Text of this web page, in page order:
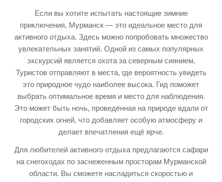
Если вы хотите испытать настоящие зимние
приключения, Мурманск — это идеальное место для
активного отдыха. Здесь можно попробовать множество
увлекательных занятий. Одной из самых популярных
экскурсий является охота за северным сиянием.
Туристов отправляют в места, где вероятность увидеть
это природное чудо наиболее высока. Гид поможет
выбрать оптимальное время и место для наблюдения.
Это может быть ночь, проведённая на природе вдали от
городских огней, что добавляет особую атмосферу и
делает впечатления ещё ярче.
Для любителей активного отдыха предлагаются сафари
на снегоходах по заснеженным просторам Мурманской
области. Вы сможете насладиться скоростью и